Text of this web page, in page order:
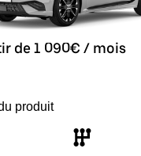
de 1 090€ / mois
produit